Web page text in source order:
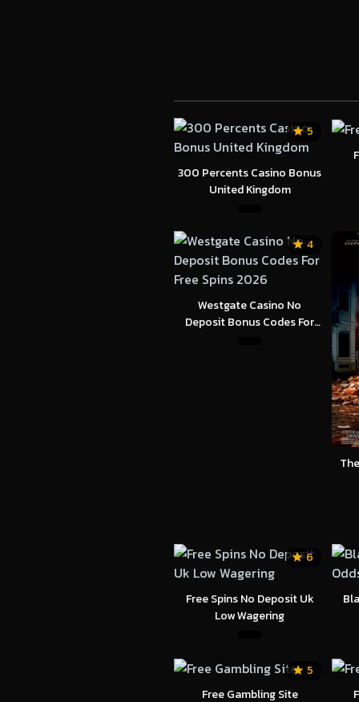
300 Percents Casino Bonus
United Kingdom
5
Westgate Casino No
Deposit Bonus Codes For
4
Free Spins No Deposit Uk
Low Wagering
6
Free Gambling Site
5